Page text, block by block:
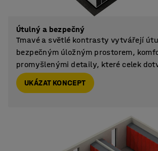
Útulný a bezpečný
Tmavé a světlé kontrasty vytvářejí
bezpečným úložným prostorem,
promyšlenými detaily, které celek
UKÁZAT KONCEPT